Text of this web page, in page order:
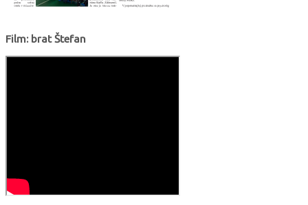
Film: brat Štefan